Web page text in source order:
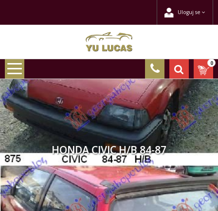
Uloguj se
0
HONDA CIVIC H/B 84-87